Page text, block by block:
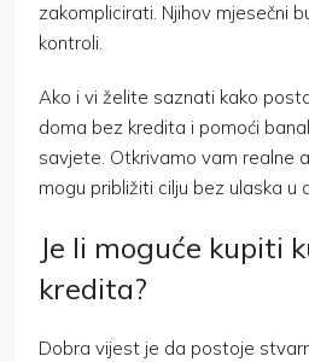
zakomplicirati. Njihov mjesečni
kontroli.
Ako i vi želite saznati kako
doma bez kredita i pomoći
savjete. Otkrivamo vam realne
mogu približiti cilju bez ulaska u
Je li moguće kupiti
kredita?
Dobra vijest je da postoje